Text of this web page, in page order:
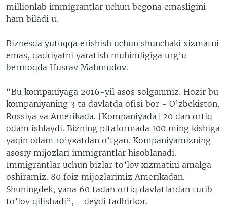
millionlab immigrantlar uchun begona emasligini
ham biladi u.
Biznesda yutuqqa erishish uchun shunchaki xizmatni
emas, qadriyatni yaratish muhimligiga urg’u
bermoqda Husrav Mahmudov.
“Bu kompaniyaga 2016-yil asos solganmiz. Hozir bu
kompaniyaning 3 ta davlatda ofisi bor - O’zbekiston,
Rossiya va Amerikada. [Kompaniyada] 20 dan ortiq
odam ishlaydi. Bizning pltaformada 100 ming kishiga
yaqin odam ro’yxatdan o’tgan. Kompaniyamizning
asosiy mijozlari immigrantlar hisoblanadi.
Immigrantlar uchun bizlar to’lov xizmatini amalga
oshiramiz. 80 foiz mijozlarimiz Amerikadan.
Shuningdek, yana 60 tadan ortiq davlatlardan turib
to’lov qilishadi”, - deydi tadbirkor.